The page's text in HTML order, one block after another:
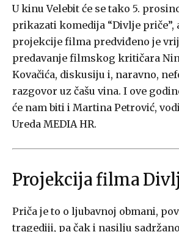
U kinu Velebit će se tako 5.
prikazati komedija “Divlje priče”,
projekcije filma predviđeno je
predavanje filmskog kritičara
Kovačića, diskusiju i, naravno,
razgovor uz čašu vina. I ove
će nam biti i Martina Petrović,
Ureda MEDIA HR.
Projekcija filma
Priča je to o ljubavnoj obmani,
tragediji, pa čak i nasilju